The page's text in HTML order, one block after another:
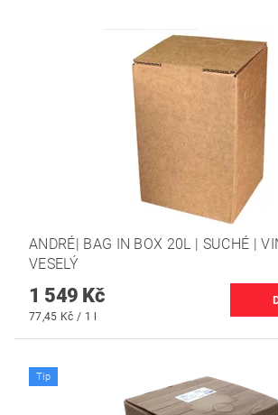
ANDRÉ| BAG IN BOX 20L | SUCHÉ |
VESELÝ
1 549 Kč
77,45 Kč / 1 l
Tip